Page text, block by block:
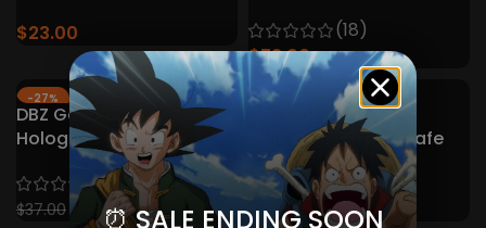
$23.00
(18)
$73.00
-27%
DBZ Goku 3D
Holografisch Magsafe
iPhone hoesje
(4)
$37.00 $ 27.00
-29%
DBZ Goku 3D
Holografisch Magsafe
iPhone hoesje
(4)
$35.00 $25.00
⏰ SALE ENDING SOON